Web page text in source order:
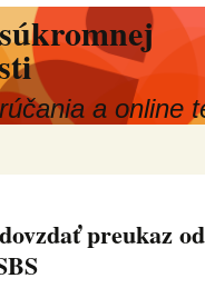
a online
preukaz